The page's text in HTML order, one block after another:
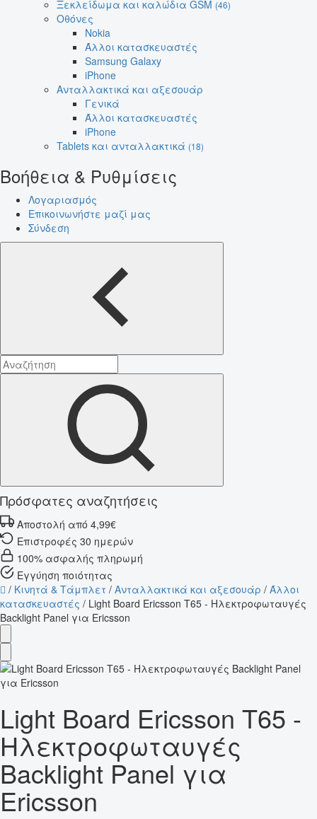
Ξεκλείδωμα και καλώδια GSM (46)
Οθόνες
Nokia
Άλλοι κατασκευαστές
Samsung Galaxy
iPhone
Ανταλλακτικά και αξεσουάρ
Γενικά
Άλλοι κατασκευαστές
iPhone
Tablets και ανταλλακτικά (18)
Βοήθεια & Ρυθμίσεις
Λογαριασμός
Επικοινωνήστε μαζί μας
Σύνδεση
Πρόσφατες αναζητήσεις
Αποστολή από 4,99€
Επιστροφές 30 ημερών
100% ασφαλής πληρωμή
Εγγύηση ποιότητας
/ Κινητά & Τάμπλετ / Ανταλλακτικά και αξεσουάρ / Άλλοι
κατασκευαστές / Light Board Ericsson T65 - Ηλεκτροφωταυγές
Backlight Panel για Ericsson
Light Board Ericsson T65 -
Ηλεκτροφωταυγές
Backlight Panel για
Ericsson